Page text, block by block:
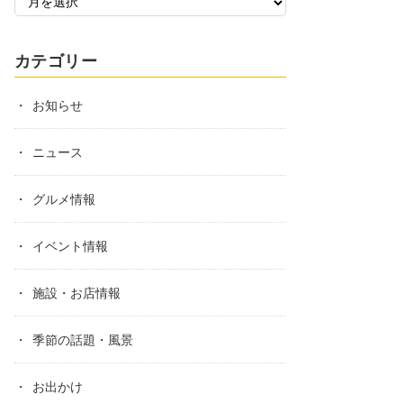
カテゴリー
お知らせ
ニュース
グルメ情報
イベント情報
施設・お店情報
季節の話題・風景
お出かけ